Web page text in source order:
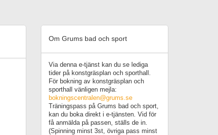
Om Grums bad och sport
Via denna e-tjänst kan du se lediga
tider på konstgräsplan och sporthall.
För bokning av konstgräsplan och
sporthall vänligen mejla:
bokningscentralen@grums.se
Träningspass på Grums bad och sport,
kan du boka direkt i e-tjänsten. Vid för
få anmälda på passen, ställs de in.
(Spinning minst 3st, övriga pass minst